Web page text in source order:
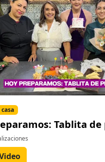
Tablita